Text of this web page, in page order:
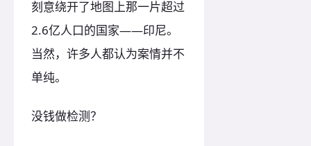
刻意绕开了地图上那一片超过
2.6亿人口的国家——印尼。
当然，许多人都认为案情并不
单纯。
没钱做检测？